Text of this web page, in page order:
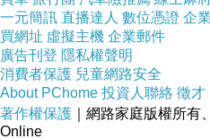
人面獅身他戴的是耳麥
在埃及人面獅身和木乃
浮出現耶
一元簡訊 直播達人 數位憑證 企
買網址 虛擬主機 企業郵件
廣告刊登 隱私權聲明
消費者保護 兒童網路安全
About PChome 投資人聯絡 徵才
著作權保護 ｜網路家庭版權所有
Online